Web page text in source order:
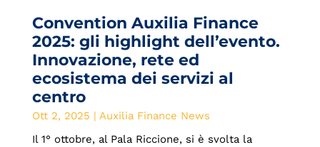
Convention Auxilia Finance
2025: gli highlight dell’evento.
Innovazione, rete ed
ecosistema dei servizi al
centro
Ott 2, 2025 | Auxilia Finance News
Il 1° ottobre, al Pala Riccione, si è svolta la